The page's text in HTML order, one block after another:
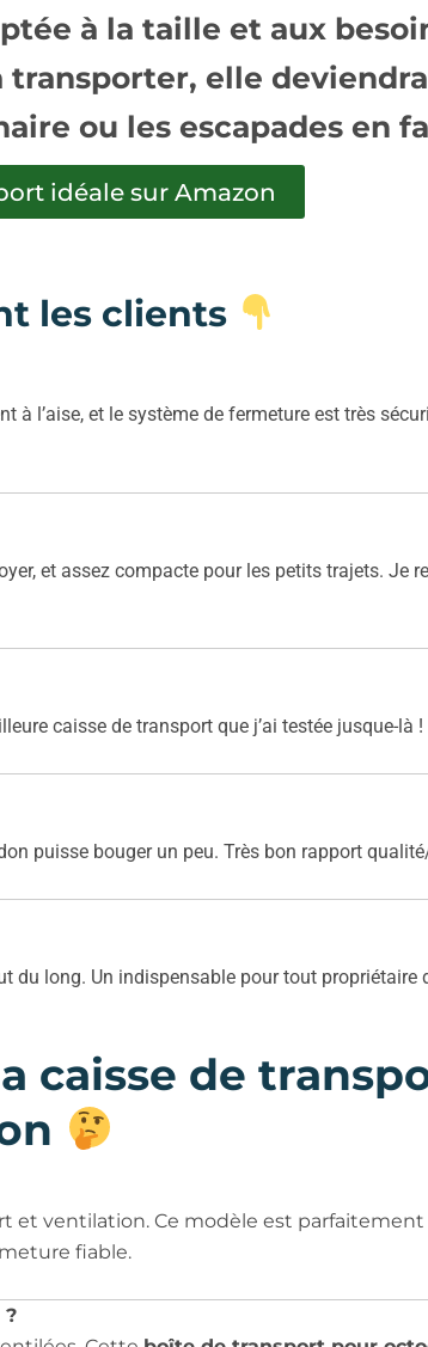
à la taille et aux
transporter, elle
ou les escapades en
idéale sur Amazon
les clients
l’aise, et le système de fermeture est très
et assez compacte pour les petits trajets. Je
caisse de transport que j’ai testée jusque-là !
puisse bouger un peu. Très bon rapport
du long. Un indispensable pour tout propriétaire
caisse de
et ventilation. Ce modèle est parfaitement
fiable.
?